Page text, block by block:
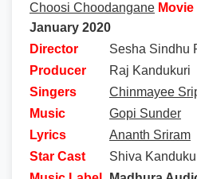
Choosi Choodangane Movie
January 2020
Director
Sesha Sindhu
Producer
Raj Kandukuri
Singers
Chinmayee
Music
Gopi Sunder
Lyrics
Ananth Sriram
Star Cast
Shiva